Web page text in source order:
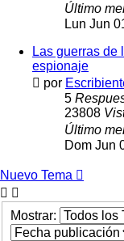
Último
Lun Jun
Las guerras de
espionaje
por
5
23808
Último
Dom Jun
Nuevo Tema
Mostrar: